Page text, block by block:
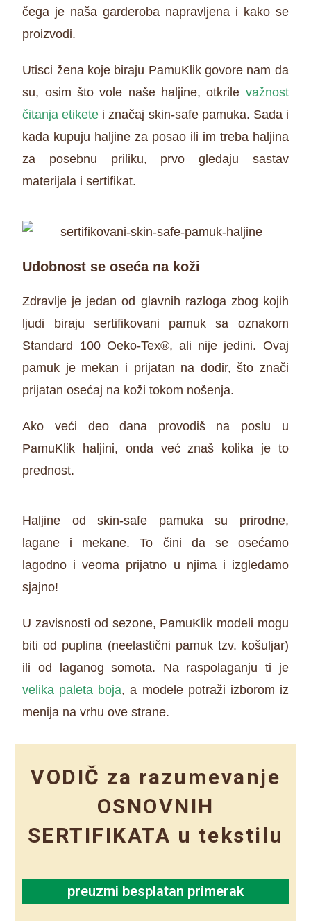
čega je naša garderoba napravljena i kako se
proizvodi.
Utisci žena koje biraju PamuKlik govore nam da
su, osim što vole naše haljine, otkrile važnost
čitanja etikete i značaj skin-safe pamuka. Sada i
kada kupuju haljine za posao ili im treba haljina
za posebnu priliku, prvo gledaju sastav
materijala i sertifikat.
Udobnost se oseća na koži
Zdravlje je jedan od glavnih razloga zbog kojih
ljudi biraju sertifikovani pamuk sa oznakom
Standard 100 Oeko-Tex®, ali nije jedini. Ovaj
pamuk je mekan i prijatan na dodir, što znači
prijatan osećaj na koži tokom nošenja.
Ako veći deo dana provodiš na poslu u
PamuKlik haljini, onda već znaš kolika je to
prednost.
Haljine od skin-safe pamuka su prirodne,
lagane i mekane. To čini da se osećamo
lagodno i veoma prijatno u njima i izgledamo
sjajno!
U zavisnosti od sezone, PamuKlik modeli mogu
biti od puplina (neelastični pamuk tzv. košuljar)
ili od laganog somota. Na raspolaganju ti je
velika paleta boja, a modele potraži izborom iz
menija na vrhu ove strane.
VODIČ za razumevanje
OSNOVNIH
SERTIFIKATA u tekstilu
preuzmi besplatan primerak